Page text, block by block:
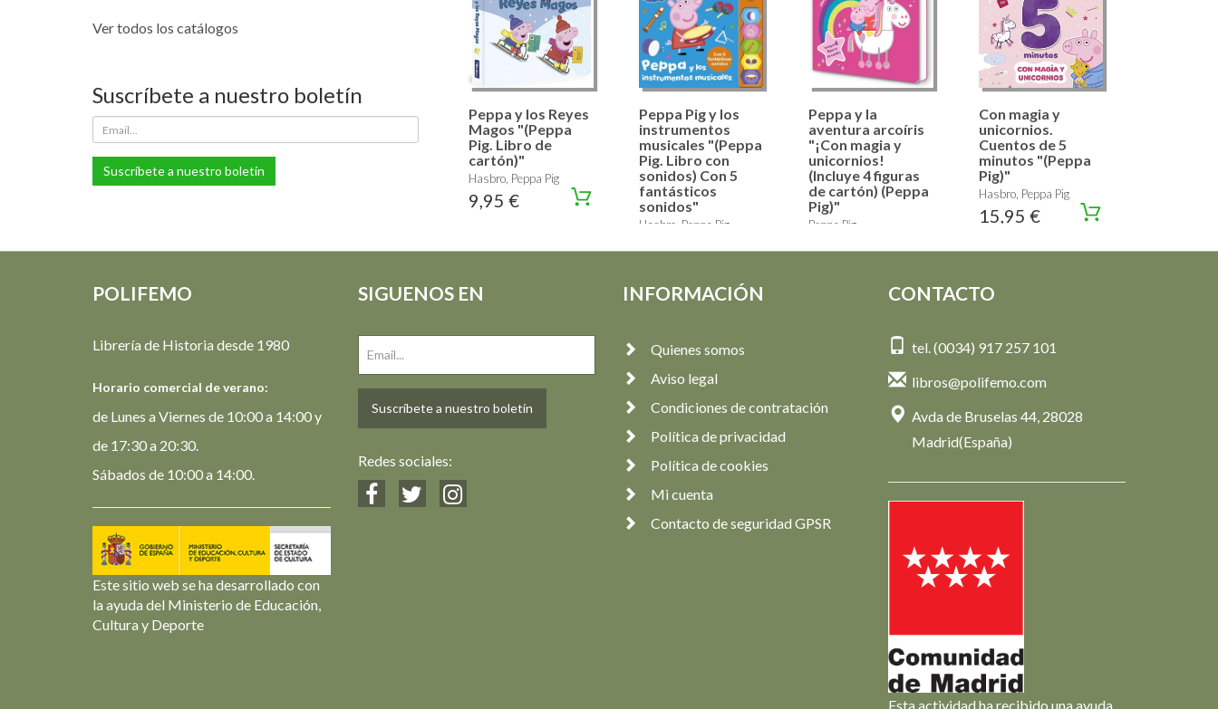
Ver todos los catálogos
Suscríbete a nuestro boletín
Suscríbete a nuestro boletín
Peppa y los Reyes
Magos "(Peppa
Pig. Libro de
cartón)"
Hasbro, Peppa Pig
9,95 €
Peppa Pig y los
instrumentos
musicales "(Peppa
Pig. Libro con
sonidos) Con 5
fantásticos
sonidos"
Hasbro, Peppa Pig
17,95 €
Peppa y la
aventura arcoíris
"¡Con magia y
unicornios!
(Incluye 4 figuras
de cartón) (Peppa
Pig)"
Peppa Pig
16,95 €
Con magia y
unicornios.
Cuentos de 5
minutos "(Peppa
Pig)"
Hasbro, Peppa Pig
15,95 €
POLIFEMO
Librería de Historia desde 1980
Horario comercial de verano:
de Lunes a Viernes de 10:00 a 14:00 y
de 17:30 a 20:30.
Sábados de 10:00 a 14:00.
Este sitio web se ha desarrollado con
la ayuda del Ministerio de Educación,
Cultura y Deporte
SIGUENOS EN
Suscríbete a nuestro boletín
Redes sociales:
INFORMACIÓN
Quienes somos
Aviso legal
Condiciones de contratación
Política de privacidad
Política de cookies
Mi cuenta
Contacto de seguridad GPSR
CONTACTO
tel. (0034) 917 257 101
libros@polifemo.com
Avda de Bruselas 44, 28028
Madrid(España)
Esta actividad ha recibido una ayuda